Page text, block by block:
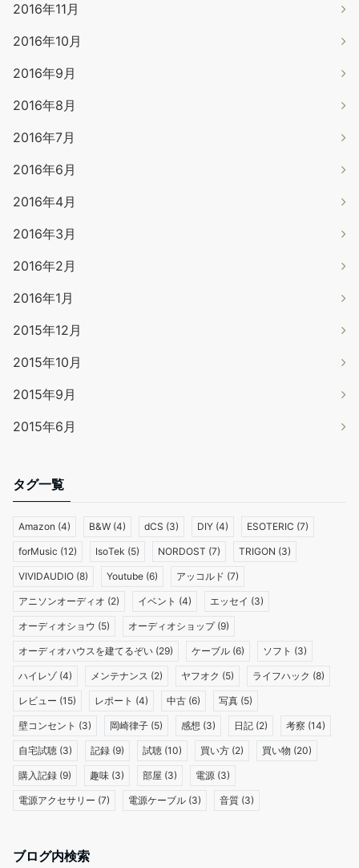
2016年11月
2016年10月
2016年9月
2016年8月
2016年7月
2016年6月
2016年4月
2016年3月
2016年2月
2016年1月
2015年12月
2015年10月
2015年9月
2015年6月
タグ一覧
Amazon (4) B&W (4) dCS (3) DIY (4) ESOTERIC (7)
forMusic (12) IsoTek (5) NORDOST (7) TRIGON (3)
VIVIDAUDIO (8) Youtube (6) アッコルド (7)
アニソンオーディオ (2) イベント (4) エッセイ (3)
オーディオショウ (5) オーディオショップ(9)
オーディオハウスを建てるぞい (29) ケーブル (6) ソフト (3)
ハイレゾ (4) メンテナンス (2) ヤフオク (5) ライフハック (8)
レビュー (15) レポート (4) 中古 (6) 写真 (5)
壁コンセント (3) 岡崎律子 (5) 感想 (3) 日記 (2) 考察 (14)
自宅試聴 (3) 記録 (9) 試聴 (10) 買い方 (2) 買い物 (20)
購入記録 (9) 趣味 (3) 部屋 (3) 電源 (3)
電源アクセサリー (7) 電源ケーブル (3) 音質 (3)
ブログ内検索